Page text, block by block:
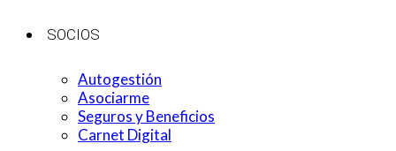
SOCIOS
Autogestión
Asociarme
Seguros y Beneficios
Carnet Digital